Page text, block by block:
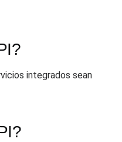
integrados sean